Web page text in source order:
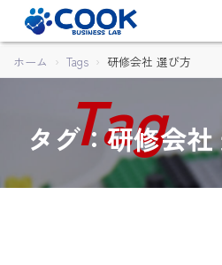
ホーム Tags 研修会社 選び方
タグ：研修会